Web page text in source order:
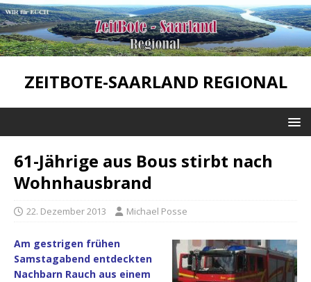
ZEITBOTE-SAARLAND REGIONAL
61-Jährige aus Bous stirbt nach
Wohnhausbrand
22. Dezember 2013 Michael Posse
Am gestrigen frühen
Samstagabend entdeckten
Nachbarn Rauch aus einem